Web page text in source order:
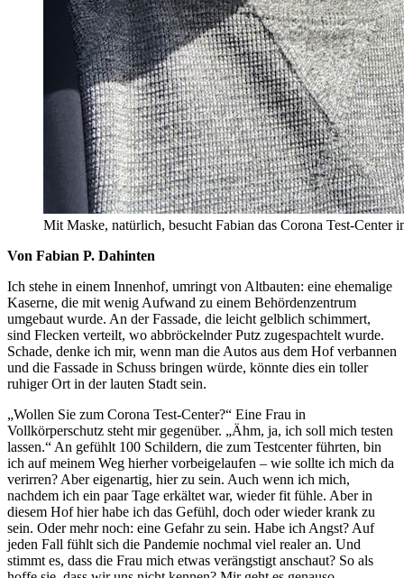
Mit Maske, natürlich, besucht Fabian das Corona Test-Center
Von Fabian P. Dahinten
Ich stehe in einem Innenhof, umringt von Altbauten: eine ehemalige
Kaserne, die mit wenig Aufwand zu einem Behördenzentrum
umgebaut wurde. An der Fassade, die leicht gelblich schimmert,
sind Flecken verteilt, wo abbröckelnder Putz zugespachtelt wurde.
Schade, denke ich mir, wenn man die Autos aus dem Hof verbannen
und die Fassade in Schuss bringen würde, könnte dies ein toller
ruhiger Ort in der lauten Stadt sein.
„Wollen Sie zum Corona Test-Center?“ Eine Frau in
Vollkörperschutz steht mir gegenüber. „Ähm, ja, ich soll mich testen
lassen.“ An gefühlt 100 Schildern, die zum Testcenter führten, bin
ich auf meinem Weg hierher vorbeigelaufen – wie sollte ich mich da
verirren? Aber eigenartig, hier zu sein. Auch wenn ich mich,
nachdem ich ein paar Tage erkältet war, wieder fit fühle. Aber in
diesem Hof hier habe ich das Gefühl, doch oder wieder krank zu
sein. Oder mehr noch: eine Gefahr zu sein. Habe ich Angst? Auf
jeden Fall fühlt sich die Pandemie nochmal viel realer an. Und
stimmt es, dass die Frau mich etwas verängstigt anschaut? So als